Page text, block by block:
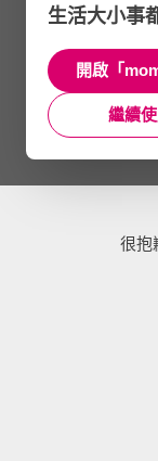
很抱
生活大小事
開啟「
繼續